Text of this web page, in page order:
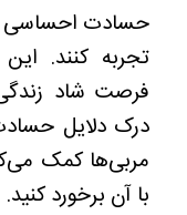
حسادت
تجربه‌ کنند.
فرصت شاد
درک دلایل
مربی‌ها کمک
با آن برخورد کنید.